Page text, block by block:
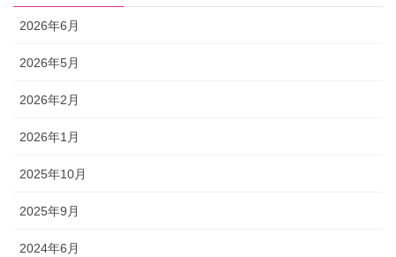
2026年6月
2026年5月
2026年2月
2026年1月
2025年10月
2025年9月
2024年6月